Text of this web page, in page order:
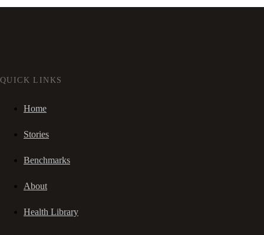
QUICK LINKS
Home
Stories
Benchmarks
About
Health Library